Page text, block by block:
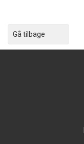
Gå tilbage